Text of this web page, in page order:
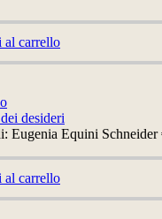
al carrello
desideri
Eugenia Equini Schneider
al carrello